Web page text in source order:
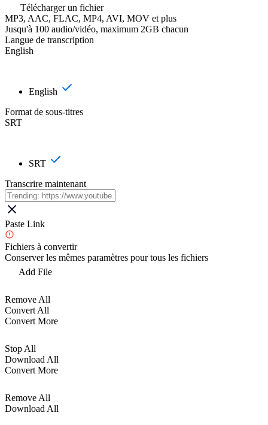
Télécharger un fichier
MP3, AAC, FLAC, MP4, AVI, MOV et plus
Jusqu'à 100 audio/vidéo, maximum 2GB chacun
Langue de transcription
English
English
Format de sous-titres
SRT
SRT
Transcrire maintenant
Paste Link
Fichiers à convertir
Conserver les mêmes paramètres pour tous les fichiers
Add File
Remove All
Convert All
Convert More
Stop All
Download All
Convert More
Remove All
Download All